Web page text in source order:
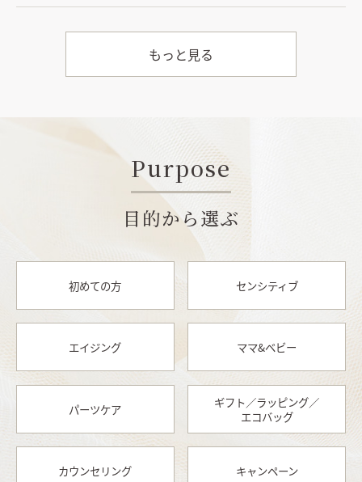
もっと見る
Purpose
目的から選ぶ
初めての方 センシティブ
エイジング ママ&ベビー
パーツケア
ギフト／ラッピング／
エコバッグ
カウンセリング キャンペーン